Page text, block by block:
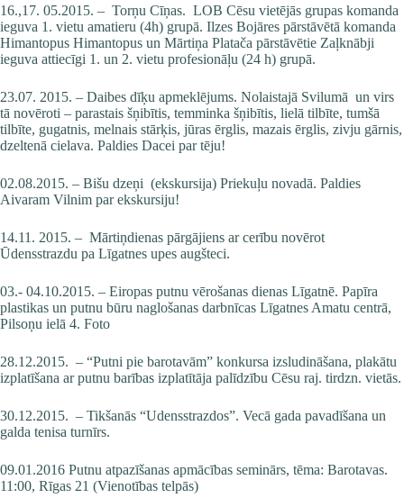
16.,17. 05.2015. – Torņu Cīņas. LOB Cēsu vietējās grupas komanda
ieguva 1. vietu amatieru (4h) grupā. Ilzes Bojāres pārstāvētā komanda
Himantopus Himantopus un Mārtiņa Platača pārstāvētie Zaļknābji
ieguva attiecīgi 1. un 2. vietu profesionāļu (24 h) grupā.
23.07. 2015. – Daibes dīķu apmeklējums. Nolaistajā Svilumā un virs
tā novēroti – parastais šņibītis, temminka šņibītis, lielā tilbīte, tumšā
tilbīte, gugatnis, melnais stārķis, jūras ērglis, mazais ērglis, zivju gārnis,
dzeltenā cielava. Paldies Dacei par tēju!
02.08.2015. – Bišu dzeņi (ekskursija) Priekuļu novadā. Paldies
Aivaram Vilnim par ekskursiju!
14.11. 2015. – Mārtiņdienas pārgājiens ar cerību novērot
Ūdensstrazdu pa Līgatnes upes augšteci.
03.- 04.10.2015. – Eiropas putnu vērošanas dienas Līgatnē. Papīra
plastikas un putnu būru naglošanas darbnīcas Līgatnes Amatu centrā,
Pilsoņu ielā 4. Foto
28.12.2015. – “Putni pie barotavām” konkursa izsludināšana, plakātu
izplatīšana ar putnu barības izplatītāja palīdzību Cēsu raj. tirdzn. vietās.
30.12.2015. – Tikšanās “Udensstrazdos”. Vecā gada pavadīšana un
galda tenisa turnīrs.
09.01.2016 Putnu atpazīšanas apmācības seminārs, tēma: Barotavas.
11:00, Rīgas 21 (Vienotības telpās)